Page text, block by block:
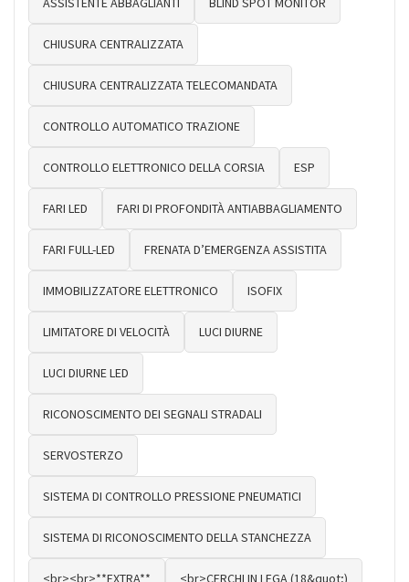
CHIUSURA CENTRALIZZATA
CHIUSURA CENTRALIZZATA TELECOMANDATA
CONTROLLO AUTOMATICO TRAZIONE
CONTROLLO ELETTRONICO DELLA CORSIA ESP
FARI LED FARI DI PROFONDITÀ ANTIABBAGLIAMENTO
FARI FULL-LED FRENATA D’EMERGENZA ASSISTITA
IMMOBILIZZATORE ELETTRONICO ISOFIX
LIMITATORE DI VELOCITÀ LUCI DIURNE
LUCI DIURNE LED
RICONOSCIMENTO DEI SEGNALI STRADALI
SERVOSTERZO
SISTEMA DI CONTROLLO PRESSIONE PNEUMATICI
SISTEMA DI RICONOSCIMENTO DELLA STANCHEZZA
<br><br>**EXTRA** <br>CERCHI IN LEGA (18&quot;)